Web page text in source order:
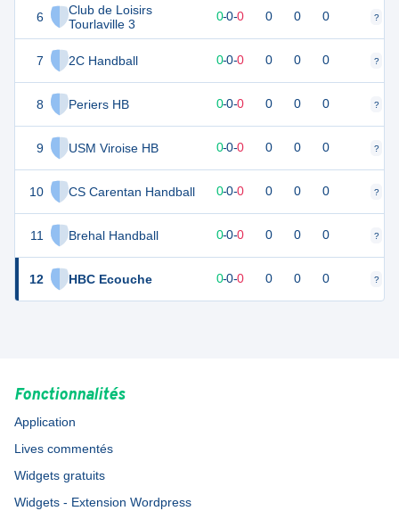
6
Club de Loisirs
Tourlaville 3
7 2C Handball
8 Periers HB
9 USM Viroise HB
10 CS Carentan Handball
11 Brehal Handball
12 HBC Ecouche
0-0-0 0 0 0 ?
0-0-0 0 0 0 ?
0-0-0 0 0 0 ?
0-0-0 0 0 0 ?
0 0 0-0-0 0 0 0 ?
0-0-0 0 0 0 ?
0-0-0 0 0 0 ?
Fonctionnalités
Application
Lives commentés
Widgets gratuits
Widgets - Extension Wordpress